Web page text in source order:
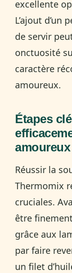
excellente
L’ajout d’un
de servir
onctuosité
caractère
amoureux.
Étapes
Réussir la
Thermomix
cruciales.
être
grâce aux
par faire
un filet